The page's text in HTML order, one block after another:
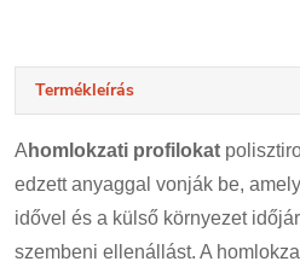
Termékleírás
A homlokzati profilokat
edzett anyaggal vonják be,
idővel és a külső környezet
szembeni ellenállást. A